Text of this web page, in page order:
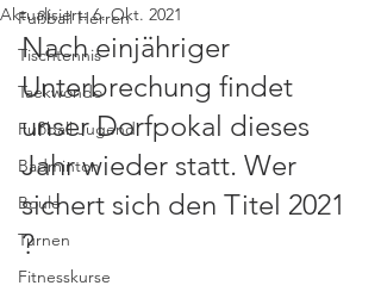
Fußball Herren
Tischtennis
Taekwondo
Fußball Jugend
Badminton
Boule
Turnen
Fitnesskurse
Aktualisiert:6. Okt. 2021
Nach einjähriger
Unterbrechung findet
unser Dorfpokal dieses
Jahr wieder statt. Wer
sichert sich den Titel 2021
?